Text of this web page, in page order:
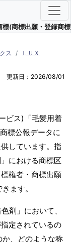
標(商標出願・登録商
ス
ＬＵＸ
更新日：2026/08/01
ビス)「毛髪用着
標公報データに
しています。指
における商標区
権者・商標出願
ます。
剤」において、
定されているの
、どのような称